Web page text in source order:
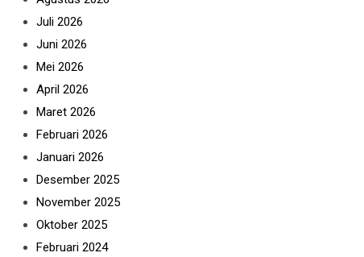
Juli 2026
Juni 2026
Mei 2026
April 2026
Maret 2026
Februari 2026
Januari 2026
Desember 2025
November 2025
Oktober 2025
Februari 2024